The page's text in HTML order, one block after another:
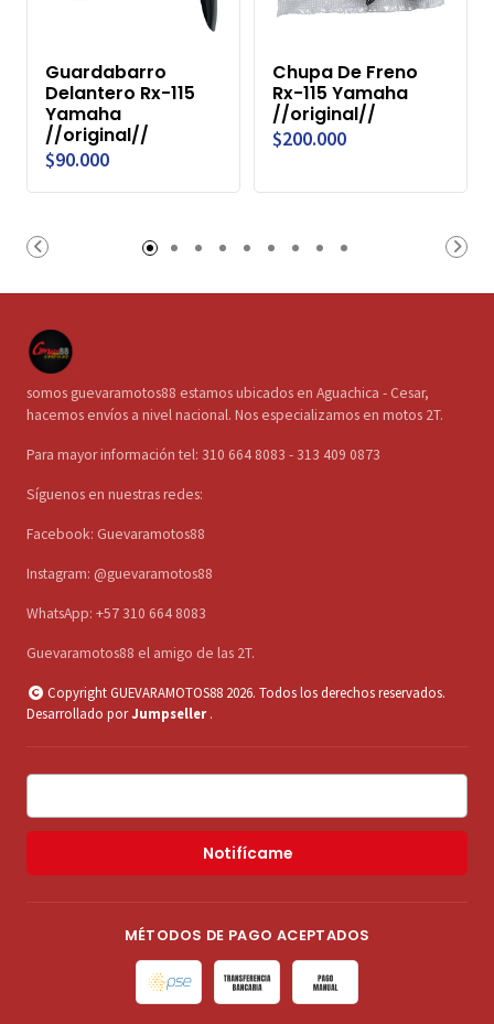
Guardabarro
Delantero Rx-115
Yamaha
//original//
$90.000
Chupa De Freno
Rx-115 Yamaha
//original//
$200.000
somos guevaramotos88 estamos ubicados en Aguachica - Cesar,
hacemos envíos a nivel nacional. Nos especializamos en motos 2T.
Para mayor información tel: 310 664 8083 - 313 409 0873
Síguenos en nuestras redes:
Facebook: Guevaramotos88
Instagram: @guevaramotos88
WhatsApp: +57 310 664 8083
Guevaramotos88 el amigo de las 2T.
Copyright GUEVARAMOTOS88 2026. Todos los derechos reservados.
Desarrollado porJumpseller .
Notifícame
MÉTODOS DE PAGO ACEPTADOS